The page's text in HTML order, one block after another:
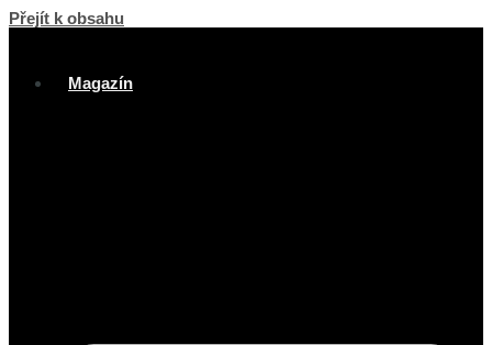
Přejít k obsahu
Magazín